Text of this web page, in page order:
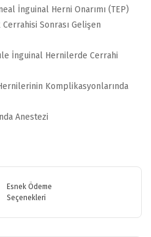
İnguinal Herni Onarımı (TEP)
Cerrahisi Sonrası Gelişen
İnguinal Hernilerde Cerrahi
Komplikasyonlarında
Anestezi
yorumu siz yapın!
ederiz.
görüntülenemiyor.
Esnek Ödeme
Seçenekleri